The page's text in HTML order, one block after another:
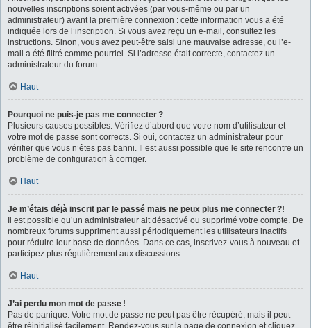
nouvelles inscriptions soient activées (par vous-même ou par un
administrateur) avant la première connexion : cette information vous a été
indiquée lors de l’inscription. Si vous avez reçu un e-mail, consultez les
instructions. Sinon, vous avez peut-être saisi une mauvaise adresse, ou l’e-
mail a été filtré comme pourriel. Si l’adresse était correcte, contactez un
administrateur du forum.
Haut
Pourquoi ne puis-je pas me connecter ?
Plusieurs causes possibles. Vérifiez d’abord que votre nom d’utilisateur et
votre mot de passe sont corrects. Si oui, contactez un administrateur pour
vérifier que vous n’êtes pas banni. Il est aussi possible que le site rencontre un
problème de configuration à corriger.
Haut
Je m’étais déjà inscrit par le passé mais ne peux plus me connecter ?!
Il est possible qu’un administrateur ait désactivé ou supprimé votre compte. De
nombreux forums suppriment aussi périodiquement les utilisateurs inactifs
pour réduire leur base de données. Dans ce cas, inscrivez-vous à nouveau et
participez plus régulièrement aux discussions.
Haut
J’ai perdu mon mot de passe !
Pas de panique. Votre mot de passe ne peut pas être récupéré, mais il peut
être réinitialisé facilement. Rendez-vous sur la page de connexion et cliquez